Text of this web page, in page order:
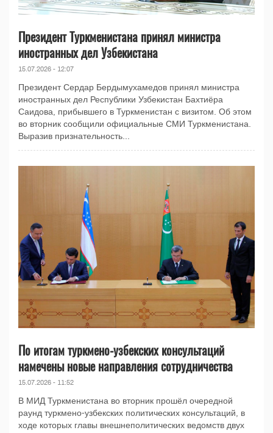
Президент Туркменистана принял министра
иностранных дел Узбекистана
15.07.2026 - 12:07
Президент Сердар Бердымухамедов принял министра
иностранных дел Республики Узбекистан Бахтиёра
Саидова, прибывшего в Туркменистан с визитом. Об этом
во вторник сообщили официальные СМИ Туркменистана.
Выразив признательность...
По итогам туркмено-узбекских консультаций
намечены новые направления сотрудничества
15.07.2026 - 11:52
В МИД Туркменистана во вторник прошёл очередной
раунд туркмено-узбекских политических консультаций, в
ходе которых главы внешнеполитических ведомств двух